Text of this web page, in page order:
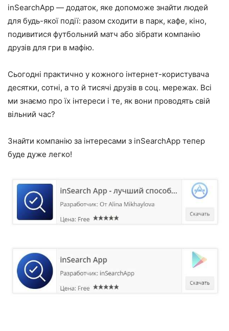
inSearchApp — додаток, яке допоможе знайти людей
для будь-якої події: разом сходити в парк, кафе, кіно,
подивитися футбольний матч або зібрати компанію
друзів для гри в мафію.
Сьогодні практично у кожного інтернет-користувача
десятки, сотні, а то й тисячі друзів в соц. мережах. Всі
ми знаємо про їх інтереси і те, як вони проводять свій
вільний час?
Знайти компанію за інтересами з inSearchApp тепер
буде дуже легко!